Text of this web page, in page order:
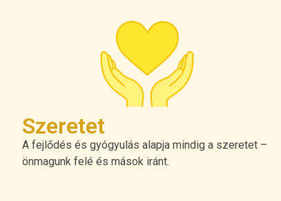
Szeretet
A fejlődés és gyógyulás alapja mindig a szeretet –
önmagunk felé és mások iránt.